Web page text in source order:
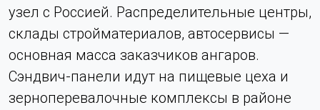
узел с Россией. Распределительные центры,
склады стройматериалов, автосервисы —
основная масса заказчиков ангаров.
Сэндвич-панели идут на пищевые цеха и
зерноперевалочные комплексы в районе